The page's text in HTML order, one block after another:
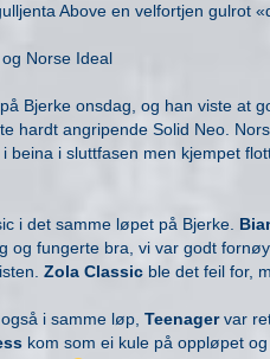
Above en velfortjen gulrot
Norse Ideal
Bjerke onsdag, og han viste at
hardt angripende Solid Neo.
beina i sluttfasen men kjempet
i det samme løpet på Bjerke.
og fungerte bra, vi var godt
Zola Classic ble det feil for,
i samme løp, Teenagervar
kom som ei kule på oppløpet